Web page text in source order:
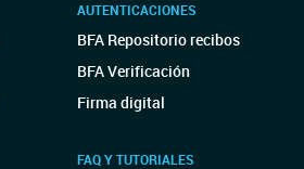
AUTENTICACIONES
BFA Repositorio recibos
BFA Verificación
Firma digital
FAQ Y TUTORIALES